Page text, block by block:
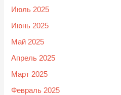
Июль 2025
Июнь 2025
Май 2025
Апрель 2025
Март 2025
Февраль 2025